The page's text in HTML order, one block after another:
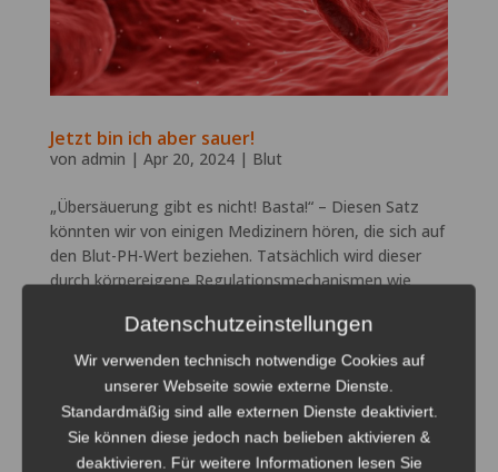
Jetzt bin ich aber sauer!
von admin | Apr 20, 2024| Blut
„Übersäuerung gibt es nicht! Basta!“ – Diesen Satz
könnten wir von einigen Medizinern hören, die sich auf
den Blut-PH-Wert beziehen. Tatsächlich wird dieser
durch körpereigene Regulationsmechanismen wie
SUCHEN
Keine Kommentare vorhanden.
Datenschutzeinstellungen
Wir verwenden technisch notwendige Cookies auf
unserer Webseite sowie externe Dienste.
Standardmäßig sind alle externen Dienste deaktiviert.
Sie können diese jedoch nach belieben aktivieren &
deaktivieren. Für weitere Informationen lesen Sie